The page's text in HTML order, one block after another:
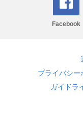
Facebook
プライバシー
ガイドラ